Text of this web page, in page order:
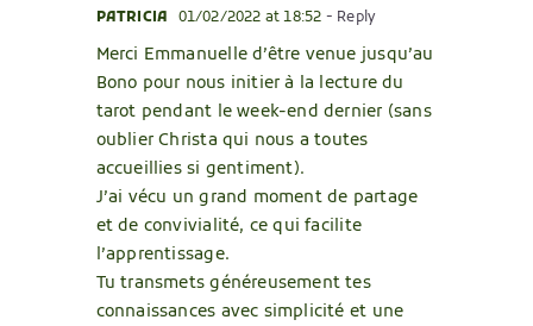
PATRICIA 01/02/2022 at 18:52 - Reply
Merci Emmanuelle d’être venue jusqu’au
Bono pour nous initier à la lecture du
tarot pendant le week-end dernier (sans
oublier Christa qui nous a toutes
accueillies si gentiment).
J’ai vécu un grand moment de partage
et de convivialité, ce qui facilite
l’apprentissage.
Tu transmets généreusement tes
connaissances avec simplicité et une